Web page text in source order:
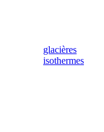
glacières
isothermes